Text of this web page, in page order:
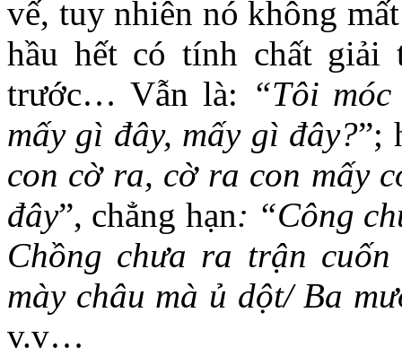
vế, tuy nhiên nó không
hầu hết có tính chất giải
trước… Vẫn là: “Tôi
mấy gì đây, mấy gì đây?”;
con cờ ra, cờ ra con mấy
đây”, chẳng hạn: “Công
Chồng chưa ra trận
mày châu mà ủ dột/ Ba
v.v…